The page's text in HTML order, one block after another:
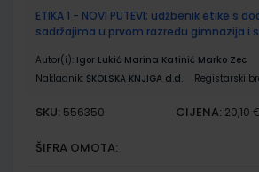
ETIKA 1 - NOVI PUTEVI; udžbenik etike s
sadržajima u prvom razredu gimnazija i
Autor(i): Igor Lukić Marina Katinić Marko Zec
Nakladnik: ŠKOLSKA KNJIGA d.d. Registarski
SKU: 556350 CIJENA: 20,10
ŠIFRA OMOTA: